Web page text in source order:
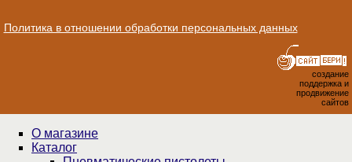
Политика в отношении обработки персональных данных
создание
поддержка и
продвижение
сайтов
О магазине
Каталог